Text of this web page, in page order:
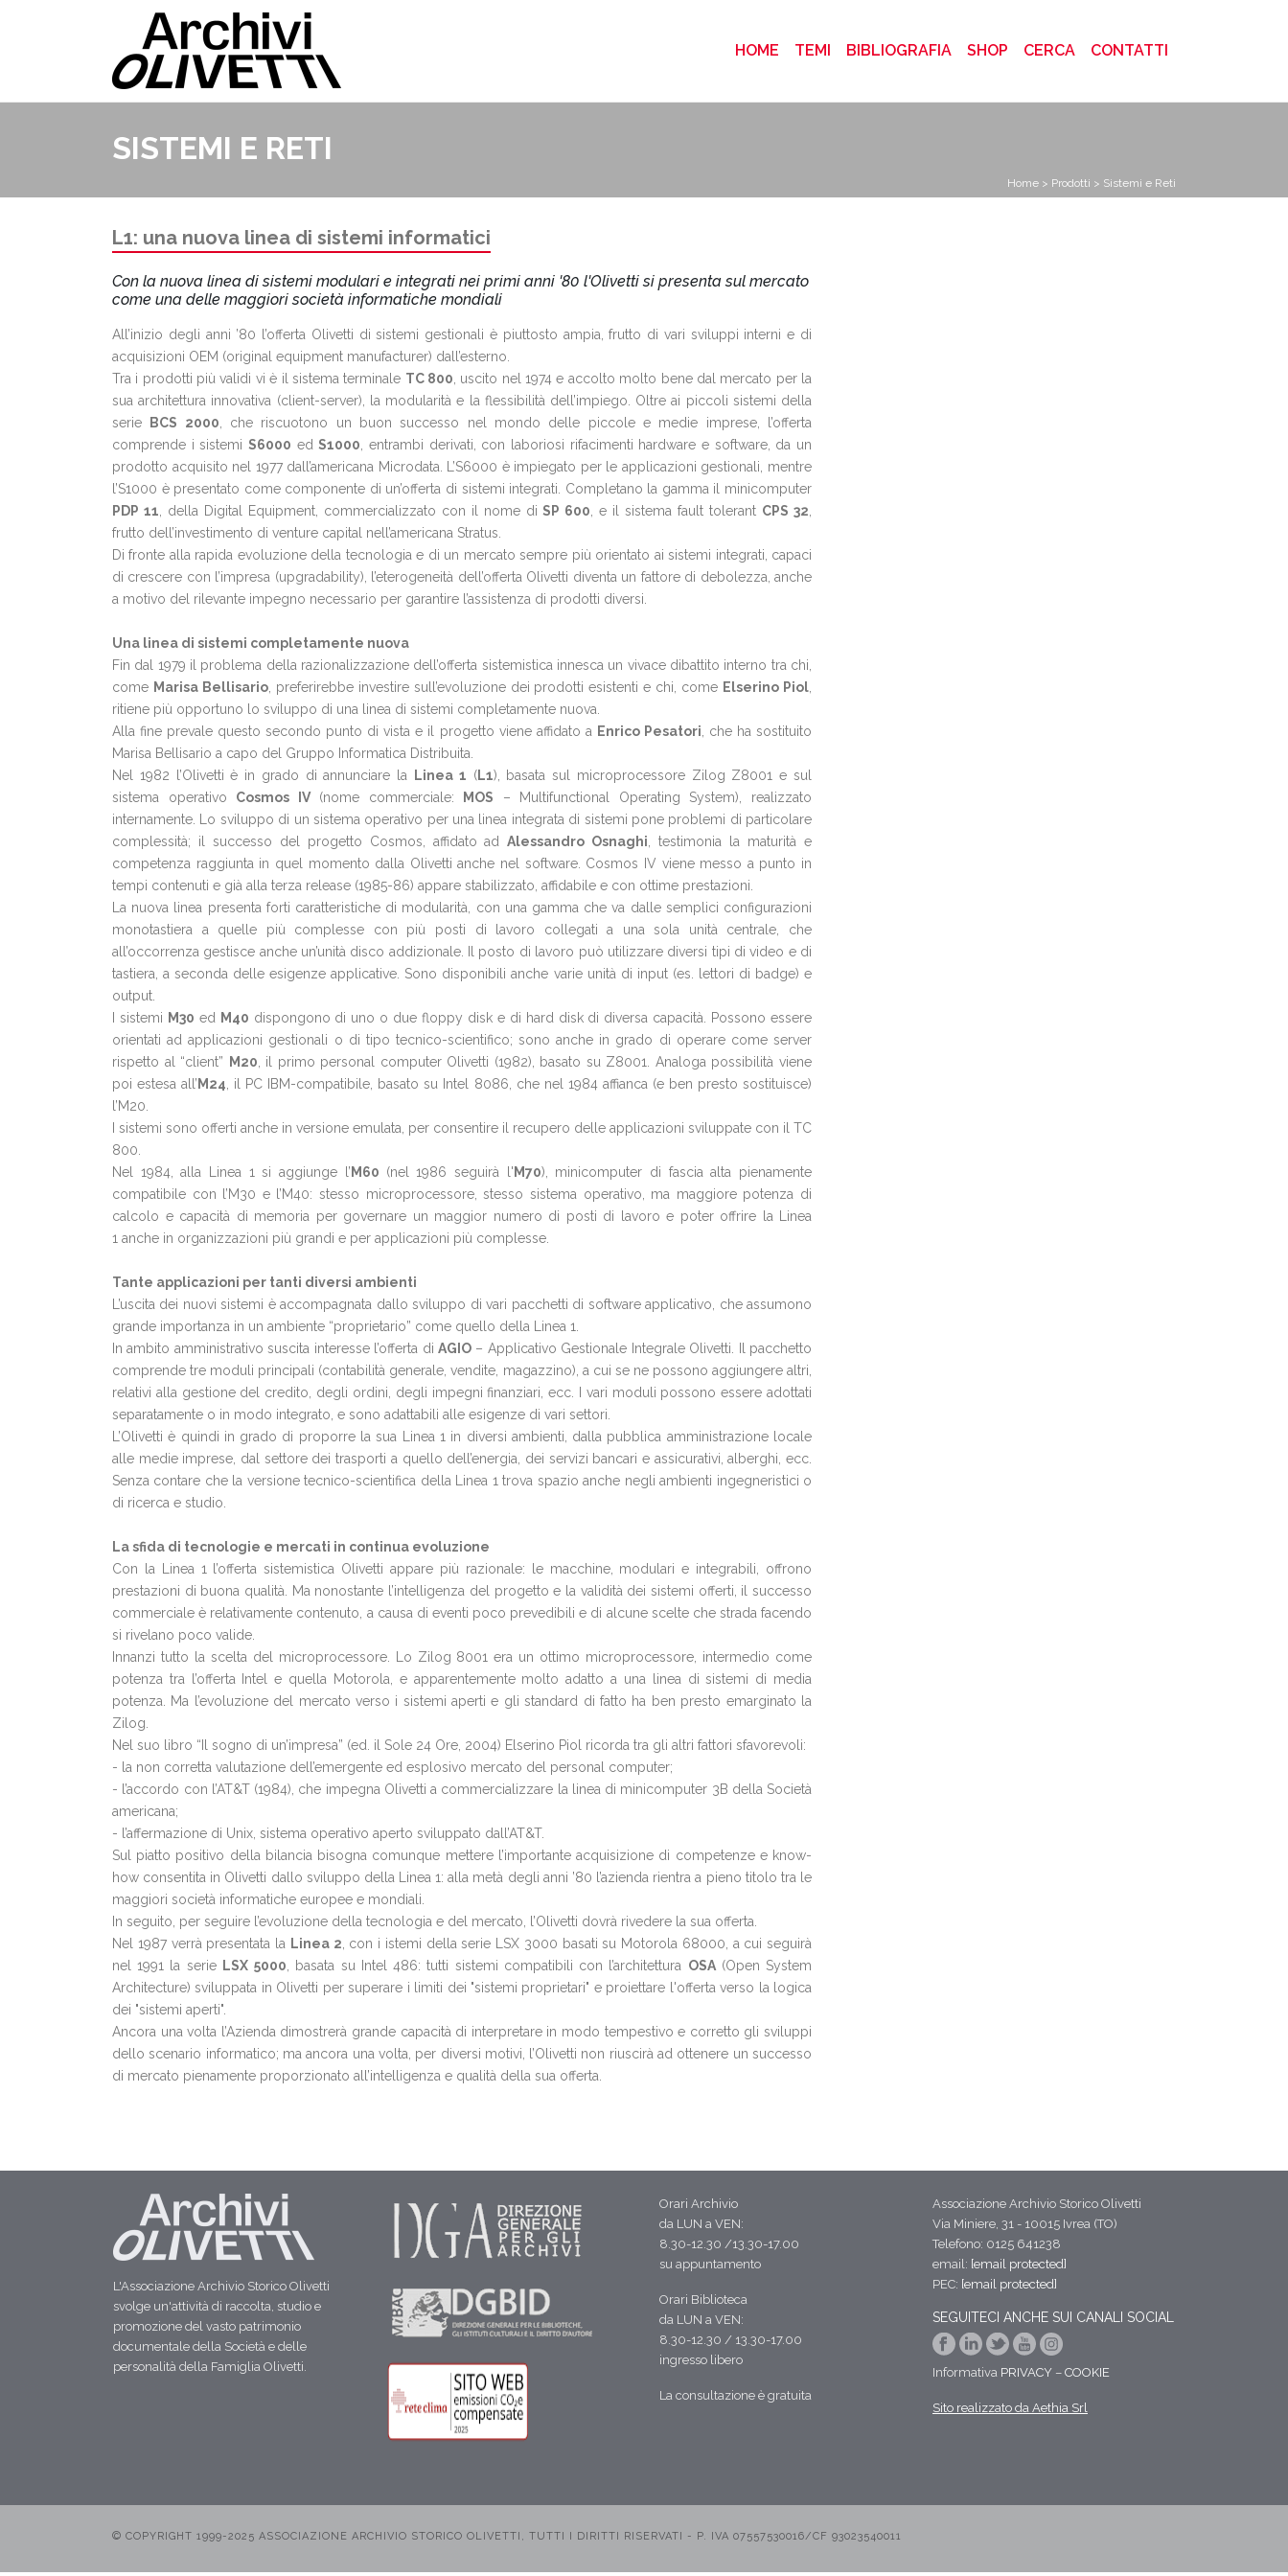
HOME (CURRENT)
TEMI BIBLIOGRAFIA SHOP CERCA CONTATTI
SISTEMI E RETI
Home > Prodotti > Sistemi e Reti
L1: una nuova linea di sistemi informatici
Con la nuova linea di sistemi modulari e integrati nei primi anni '80 l'Olivetti si presenta sul mercato
come una delle maggiori società informatiche mondiali
All’inizio degli anni ’80 l’offerta Olivetti di sistemi gestionali è piuttosto ampia, frutto di vari sviluppi interni e di
acquisizioni OEM (original equipment manufacturer) dall’esterno.
Tra i prodotti più validi vi è il sistema terminale TC 800 , uscito nel 1974 e accolto molto bene dal mercato per la
sua architettura innovativa (client-server), la modularità e la flessibilità dell’impiego. Oltre ai piccoli sistemi della
serie
BCS 2000 , che riscuotono un buon successo nel mondo delle piccole e medie imprese, l’offerta
comprende i sistemi S6000 edS1000 , entrambi derivati, con laboriosi rifacimenti hardware e software, da un
prodotto acquisito nel 1977 dall’americana Microdata. L’S6000 è impiegato per le applicazioni gestionali, mentre
l’S1000 è presentato come componente di un’offerta di sistemi integrati. Completano la gamma il minicomputer
PDP 11 , della Digital Equipment, commercializzato con il nome diSP 600 , e il sistema fault tolerant CPS 32
frutto dell’investimento di venture capital nell’americana Stratus.
Di fronte alla rapida evoluzione della tecnologia e di un mercato sempre più orientato ai sistemi integrati, capaci
di crescere con l’impresa (upgradability), l’eterogeneità dell’offerta Olivetti diventa un fattore di debolezza, anche
a motivo del rilevante impegno necessario per garantire l’assistenza di prodotti diversi.
Una linea di sistemi completamente nuova
Fin dal 1979 il problema della razionalizzazione dell’offerta sistemistica innesca un vivace dibattito interno tra chi,
come Marisa Bellisario, preferirebbe investire sull’evoluzione dei prodotti esistenti e chi, come Elserino Piol
ritiene più opportuno lo sviluppo di una linea di sistemi completamente nuova.
Alla fine prevale questo secondo punto di vista e il progetto viene affidato a Enrico Pesatori , che ha sostituito
Marisa Bellisario a capo del Gruppo Informatica Distribuita.
Nel 1982 l’Olivetti è in grado di annunciare la
Linea 1 (L1), basata sul microprocessore Zilog Z8001 e sul
sistema operativo Cosmos IV(nome commerciale: MOS – Multifunctional Operating System), realizzato
internamente. Lo sviluppo di un sistema operativo per una linea integrata di sistemi pone problemi di particolare
complessità; il successo del progetto Cosmos, affidato adAlessandro Osnaghi , testimonia la maturità e
competenza raggiunta in quel momento dalla Olivetti anche nel software. Cosmos IV viene messo a punto in
tempi contenuti e già alla terza release (1985-86) appare stabilizzato, affidabile e con ottime prestazioni.
La nuova linea presenta forti caratteristiche di modularità, con una gamma che va dalle semplici configurazioni
monotastiera a quelle più complesse con più posti di lavoro collegati a una sola unità centrale, che
all’occorrenza gestisce anche un’unità disco addizionale. Il posto di lavoro può utilizzare diversi tipi di video e di
tastiera, a seconda delle esigenze applicative. Sono disponibili anche varie unità di input (es. lettori di badge) e
output.
I sistemi M30 ed M40 dispongono di uno o due floppy disk e di hard disk di diversa capacità. Possono essere
orientati ad applicazioni gestionali o di tipo tecnico-scientifico; sono anche in grado di operare come server
rispetto al “client”
M20 , il primo personal computer Olivetti (1982), basato su Z8001. Analoga possibilità viene
poi estesa all’ M24 , il PC IBM-compatibile, basato su Intel 8086, che nel 1984 affianca (e ben presto sostituisce)
l’M20.
I sistemi sono offerti anche in versione emulata, per consentire il recupero delle applicazioni sviluppate con il TC
800.
Nel 1984, alla Linea 1 si aggiunge l’ M60 (nel 1986 seguirà l' M70), minicomputer di fascia alta pienamente
compatibile con l’M30 e l’M40: stesso microprocessore, stesso sistema operativo, ma maggiore potenza di
calcolo e capacità di memoria per governare un maggior numero di posti di lavoro e poter offrire la Linea
1 anche in organizzazioni più grandi e per applicazioni più complesse.
Tante applicazioni per tanti diversi ambienti
L’uscita dei nuovi sistemi è accompagnata dallo sviluppo di vari pacchetti di software applicativo, che assumono
grande importanza in un ambiente “proprietario” come quello della Linea 1.
In ambito amministrativo suscita interesse l’offerta di AGIO – Applicativo Gestionale Integrale Olivetti. Il pacchetto
comprende tre moduli principali (contabilità generale, vendite, magazzino), a cui se ne possono aggiungere altri,
relativi alla gestione del credito, degli ordini, degli impegni finanziari, ecc. I vari moduli possono essere adottati
separatamente o in modo integrato, e sono adattabili alle esigenze di vari settori.
L’Olivetti è quindi in grado di proporre la sua Linea 1 in diversi ambienti, dalla pubblica amministrazione locale
alle medie imprese, dal settore dei trasporti a quello dell’energia, dei servizi bancari e assicurativi, alberghi, ecc.
Senza contare che la versione tecnico-scientifica della Linea 1 trova spazio anche negli ambienti ingegneristici o
di ricerca e studio.
La sfida di tecnologie e mercati in continua evoluzione
Con la Linea 1 l’offerta sistemistica Olivetti appare più razionale: le macchine, modulari e integrabili, offrono
prestazioni di buona qualità. Ma nonostante l’intelligenza del progetto e la validità dei sistemi offerti, il successo
commerciale è relativamente contenuto, a causa di eventi poco prevedibili e di alcune scelte che strada facendo
si rivelano poco valide.
Innanzi tutto la scelta del microprocessore. Lo Zilog 8001 era un ottimo microprocessore, intermedio come
potenza tra l’offerta Intel e quella Motorola, e apparentemente molto adatto a una linea di sistemi di media
potenza. Ma l’evoluzione del mercato verso i sistemi aperti e gli standard di fatto ha ben presto emarginato la
Zilog.
Nel suo libro “Il sogno di un’impresa” (ed. il Sole 24 Ore, 2004) Elserino Piol ricorda tra gli altri fattori sfavorevoli:
- la non corretta valutazione dell’emergente ed esplosivo mercato del personal computer;
- l’accordo con l’AT&T (1984), che impegna Olivetti a commercializzare la linea di minicomputer 3B della Società
americana;
- l’affermazione di Unix, sistema operativo aperto sviluppato dall’AT&T.
Sul piatto positivo della bilancia bisogna comunque mettere l’importante acquisizione di competenze e know-
how consentita in Olivetti dallo sviluppo della Linea 1: alla metà degli anni ’80 l’azienda rientra a pieno titolo tra le
maggiori società informatiche europee e mondiali.
In seguito, per seguire l’evoluzione della tecnologia e del mercato, l’Olivetti dovrà rivedere la sua offerta.
Nel 1987 verrà presentata la Linea 2 , con i istemi della serie LSX 3000 basati su Motorola 68000, a cui seguirà
nel 1991 la serie LSX 5000 , basata su Intel 486: tutti sistemi compatibili con l’architettura OSA(Open System
Architecture) sviluppata in Olivetti per superare i limiti dei "sistemi proprietari" e proiettare l'offerta verso la logica
dei "sistemi aperti".
Ancora una volta l’Azienda dimostrerà grande capacità di interpretare in modo tempestivo e corretto gli sviluppi
dello scenario informatico; ma ancora una volta, per diversi motivi, l’Olivetti non riuscirà ad ottenere un successo
di mercato pienamente proporzionato all’intelligenza e qualità della sua offerta.
L'Associazione Archivio Storico Olivetti
svolge un'attività di raccolta, studio e
promozione del vasto patrimonio
documentale della Società e delle
personalità della Famiglia Olivetti.
Orari Archivio
da LUN a VEN:
8.30-12.30 /13.30-17.00
su appuntamento
Orari Biblioteca
da LUN a VEN:
8.30-12.30 / 13.30-17.00
ingresso libero
La consultazione è gratuita
Associazione Archivio Storico Olivetti
Via Miniere, 31 - 10015 Ivrea (TO)
Telefono: 0125 641238
email: [email protected]
PEC: [email protected]
SEGUITECI ANCHE SUI CANALI SOCIAL
Informativa PRIVACY – COOKIE
Sito realizzato da Aethia Srl
© COPYRIGHT 1999-2025 ASSOCIAZIONE ARCHIVIO STORICO OLIVETTI, TUTTI I DIRITTI RISERVATI - P. IVA 07557530016/CF 93023540011